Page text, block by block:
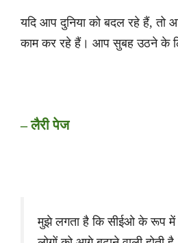
यदि आप दुनिया को बदल रहे हैं, तो
काम कर रहे हैं। आप सुबह उठने के
– लैरी पेज
मुझे लगता है कि सीईओ के रूप में